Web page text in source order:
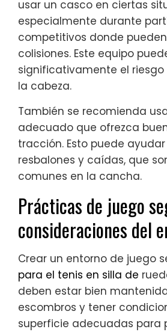
usar un casco en ciertas
especialmente durante
competitivos donde
colisiones. Este equipo
significativamente el riesgo
la cabeza.
También se recomienda
adecuado que ofrezca
tracción. Esto puede
resbalones y caídas, que
comunes en la cancha.
Prácticas de juego
consideraciones del
Crear un entorno de juego
para el tenis en silla de
deben estar bien
escombros y tener
superficie adecuadas para